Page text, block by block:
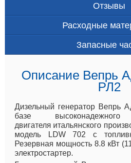
Отзывы
Расходные
Запасные
Описание Вепрь
РЛ2
Дизельный генератор Вепрь
базе высоконадежного
двигателя итальянского
модель LDW 702 с
Резервная мощность 8.8 кВт
электростартер.